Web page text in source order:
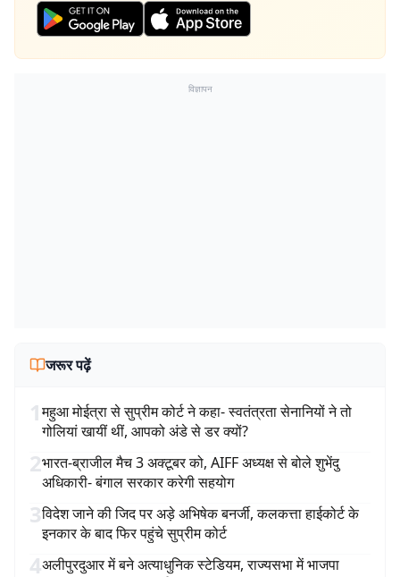
विज्ञापन
जरूर पढ़ें
1महुआ मोईत्रा से सुप्रीम कोर्ट ने कहा- स्वतंत्रता सेनानियों ने तो
गोलियां खायीं थीं, आपको अंडे से डर क्यों?
2भारत-ब्राजील मैच 3 अक्टूबर को, AIFF अध्यक्ष से बोले शुभेंदु
अधिकारी- बंगाल सरकार करेगी सहयोग
3विदेश जाने की जिद पर अड़े अभिषेक बनर्जी, कलकत्ता हाईकोर्ट के
इनकार के बाद फिर पहुंचे सुप्रीम कोर्ट
4अलीपुरदुआर में बने अत्याधुनिक स्टेडियम, राज्यसभा में भाजपा